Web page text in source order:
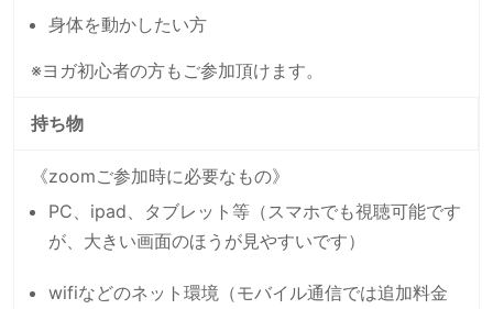
身体を動かしたい方
※ヨガ初心者の方もご参加頂けます。
持ち物
《zoomご参加時に必要なもの》
PC、ipad、タブレット等（スマホでも視聴可能です
が、大きい画面のほうが見やすいです）
wifiなどのネット環境（モバイル通信では追加料金